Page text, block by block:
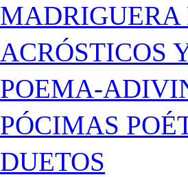
ACRÓSTICOS
POEMA-
PÓCIMAS
DUETOS